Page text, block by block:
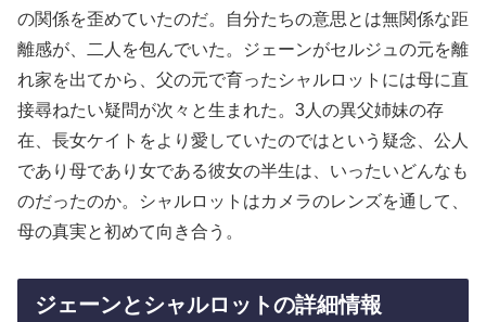
の関係を歪めていたのだ。自分たちの意思とは無関係な距
離感が、二人を包んでいた。ジェーンがセルジュの元を離
れ家を出てから、父の元で育ったシャルロットには母に直
接尋ねたい疑問が次々と生まれた。3人の異父姉妹の存
在、長女ケイトをより愛していたのではという疑念、公人
であり母であり女である彼女の半生は、いったいどんなも
のだったのか。シャルロットはカメラのレンズを通して、
母の真実と初めて向き合う。
ジェーンとシャルロットの詳細情報